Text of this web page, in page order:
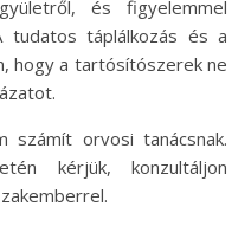
és figyelemmel
táplálkozás és a
hogy a tartósítószerek ne
számít orvosi tanácsnak.
kérjük, konzultáljon